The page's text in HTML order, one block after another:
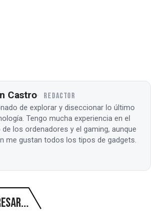
Castro REDACTOR
de explorar y diseccionar lo último
Tengo mucha experiencia en el
de los ordenadores y el gaming, aunque
me gustan todos los tipos de gadgets.